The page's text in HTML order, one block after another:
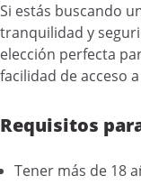
Si estás buscando
tranquilidad y
elección perfecta
facilidad de acceso
Requisitos
Tener más de 18